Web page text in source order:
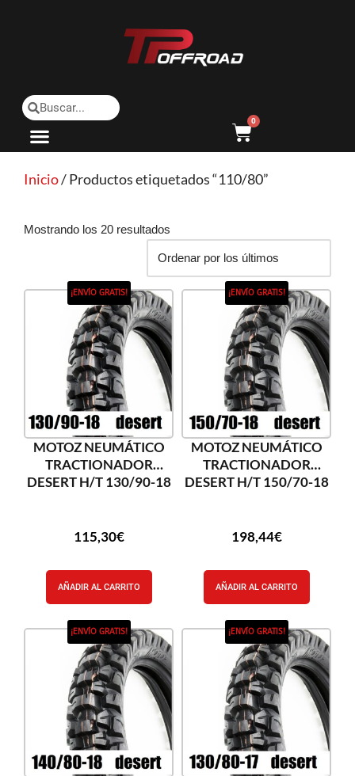
0
Inicio/ Productos etiquetados “110/80”
Mostrando los 20 resultados
¡ENVÍO GRATIS!
MOTOZ NEUMÁTICO
TRACTIONADOR
DESERT H/T 130/90-18
115,30€
AÑADIR AL CARRITO
¡ENVÍO GRATIS!
MOTOZ NEUMÁTICO
TRACTIONADOR
DESERT H/T 150/70-18
198,44€
AÑADIR AL CARRITO
¡ENVÍO GRATIS! ¡ENVÍO GRATIS!